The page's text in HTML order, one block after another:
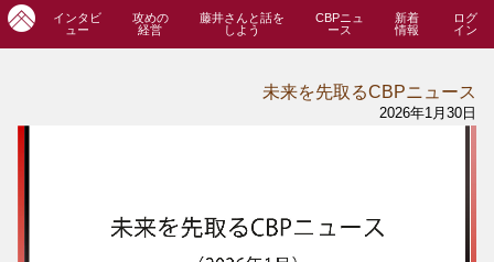
インタビ
ュー
攻めの
経営
藤井さんと話を
しよう
CBPニュ
ース
新着
情報
ログ
イン
未来を先取るCBPニュース
2026年1月30日